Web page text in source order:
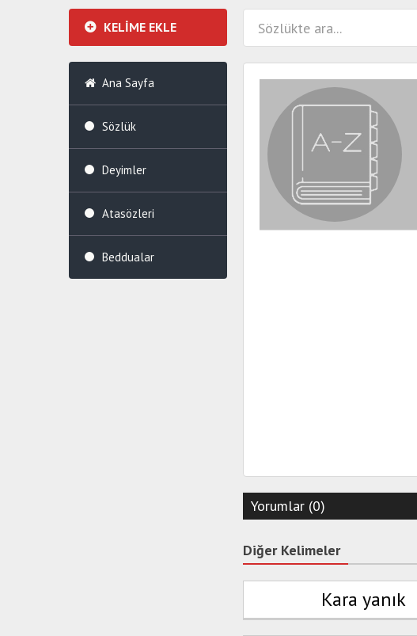
KELİME EKLE
Ana Sayfa
Sözlük
Deyimler
Atasözleri
Beddualar
Yorumlar (0)
Diğer Kelimeler
Kara yanık